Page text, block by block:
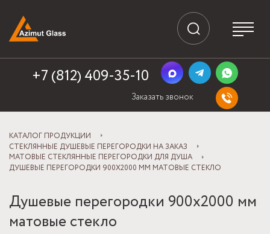
+7 (812) 409-35-10
Заказать звонок
КАТАЛОГ ПРОДУКЦИИ
СТЕКЛЯННЫЕ ДУШЕВЫЕ ПЕРЕГОРОДКИ НА ЗАКАЗ
МАТОВЫЕ СТЕКЛЯННЫЕ ПЕРЕГОРОДКИ ДЛЯ ДУША
ДУШЕВЫЕ ПЕРЕГОРОДКИ 900X2000 ММ МАТОВЫЕ СТЕКЛО
Душевые перегородки 900x2000 мм
матовые стекло